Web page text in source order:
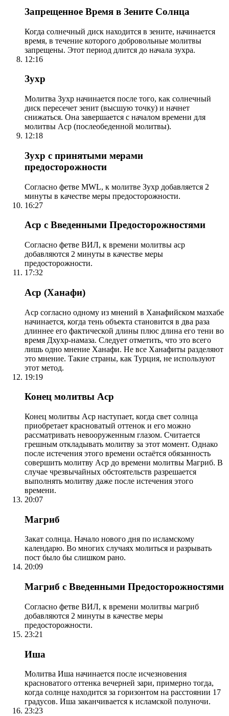
Запрещенное Время в Зените Солнца
Когда солнечный диск находится в зените, начинается
время, в течение которого добровольные молитвы
запрещены. Этот период длится до начала зухра.
12:16
Зухр
Молитва Зухр начинается после того, как солнечный
диск пересечет зенит (высшую точку) и начнет
снижаться. Она завершается с началом времени для
молитвы Аср (послеобеденной молитвы).
12:18
Зухр с принятыми мерами
предосторожности
Согласно фетве MWL, к молитве Зухр добавляется 2
минуты в качестве меры предосторожности.
16:27
Аср с Введенными Предосторожностями
Согласно фетве ВИЛ, к времени молитвы аср
добавляются 2 минуты в качестве меры
предосторожности.
17:32
Аср (Ханафи)
Аср согласно одному из мнений в Ханафийском мазхабе
начинается, когда тень объекта становится в два раза
длиннее его фактической длины плюс длина его тени во
время Дхухр-намаза. Следует отметить, что это всего
лишь одно мнение Ханафи. Не все Ханафиты разделяют
это мнение. Такие страны, как Турция, не используют
этот метод.
19:19
Конец молитвы Аср
Конец молитвы Аср наступает, когда свет солнца
приобретает красноватый оттенок и его можно
рассматривать невооруженным глазом. Считается
грешным откладывать молитву за этот момент. Однако
после истечения этого времени остаётся обязанность
совершить молитву Аср до времени молитвы Магриб. В
случае чрезвычайных обстоятельств разрешается
выполнять молитву даже после истечения этого
времени.
20:07
Магриб
Закат солнца. Начало нового дня по исламскому
календарю. Во многих случаях молиться и разрывать
пост было бы слишком рано.
20:09
Магриб с Введенными Предосторожностями
Согласно фетве ВИЛ, к времени молитвы магриб
добавляются 2 минуты в качестве меры
предосторожности.
23:21
Иша
Молитва Иша начинается после исчезновения
красноватого оттенка вечерней зари, примерно тогда,
когда солнце находится за горизонтом на расстоянии 17
градусов. Иша заканчивается к исламской полуночи.
23:23